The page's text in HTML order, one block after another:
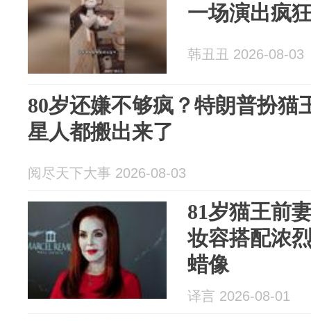
一场演出疯
韩丑丑 2026-08-03
80岁还嫌不够疯？特朗普扮猫
星人都搬出来了
阅尽天下大事 2026-08-03
81岁猫王前
妆容搭配浓
蜡像
译言 2026-08-01